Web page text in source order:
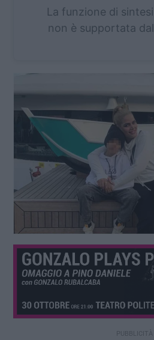
La funzione di
non è supportata